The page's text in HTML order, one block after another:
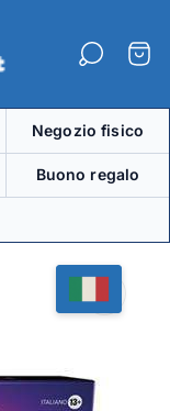
Negozio fisico
Buono regalo